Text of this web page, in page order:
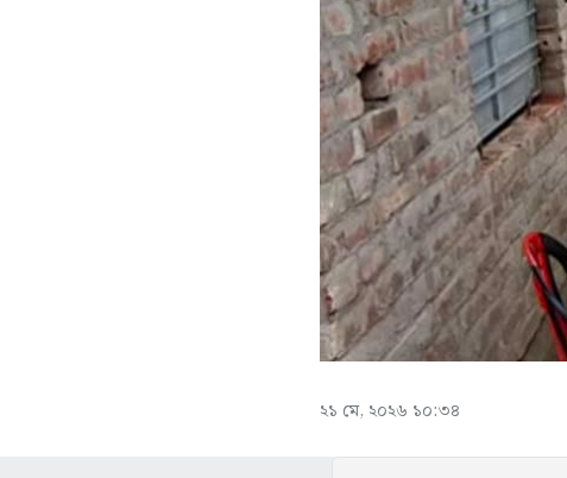
২১ মে, ২০২৬ ১০:৩৪